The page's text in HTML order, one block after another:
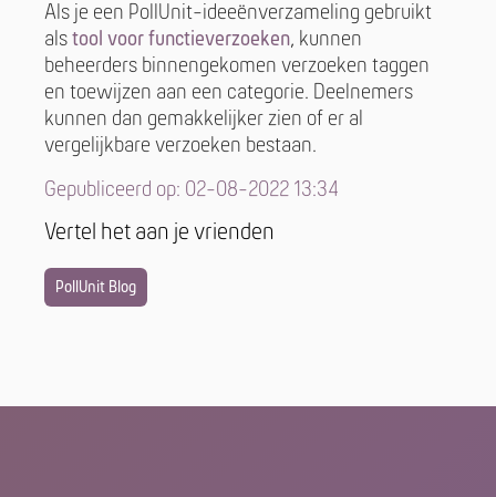
Als je een PollUnit-ideeënverzameling gebruikt
als tool voor functieverzoeken, kunnen
beheerders binnengekomen verzoeken taggen
en toewijzen aan een categorie. Deelnemers
kunnen dan gemakkelijker zien of er al
vergelijkbare verzoeken bestaan.
Gepubliceerd op: 02-08-2022 13:34
Vertel het aan je vrienden
PollUnit Blog